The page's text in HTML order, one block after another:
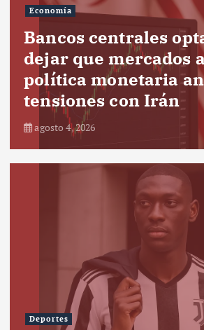
Economía
Bancos centrales
dejar que mercados
política monetaria
tensiones con Irán
agosto 4, 2026
Deportes